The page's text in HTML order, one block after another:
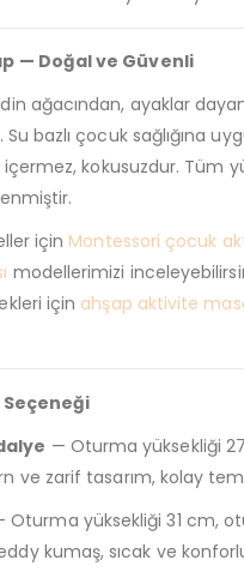
— Doğal ve Güvenli
ağacından, ayaklar
bazlı çocuk sağlığına
içermez, kokusuzdur. Tüm
için Montessori çocuk
modellerimizi
için ahşap aktivite
Seçeneği
— Oturma yüksekliği
ve zarif tasarım, kolay
Oturma yüksekliği 31 cm,
kumaş, sıcak ve